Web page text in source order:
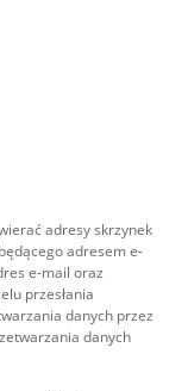
adresy skrzynek
adresem e-
e-mail oraz
przesłania
danych przez
danych